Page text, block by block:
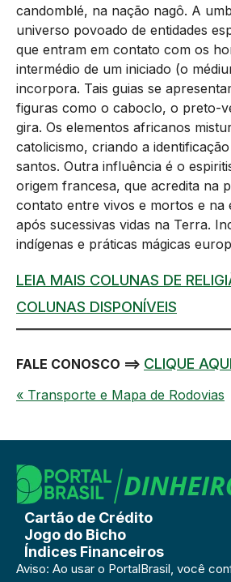
candomblé, na nação nagô. A
universo povoado de entidades
que entram em contato com os
intermédio de um iniciado (o
incorpora. Tais guias se
figuras como o caboclo, o preto-
gira. Os elementos africanos
catolicismo, criando a
santos. Outra influência é o
origem francesa, que acredita na
contato entre vivos e mortos e na
após sucessivas vidas na Terra.
indígenas e práticas mágicas
LEIA MAIS COLUNAS DE
COLUNAS DISPONÍVEIS
FALE CONOSCO ==> CLIQUE AQUI
« Transporte e Mapa de Rodovias
Cartão de Crédito
Jogo do Bicho
Índices Financeiros
Aviso: Ao usar o PortalBrasil, você